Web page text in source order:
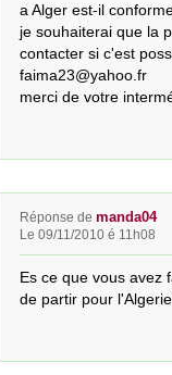
a Alger est-il
je souhaiterai que la
contacter si c'est
faima23@yahoo.fr
merci de votre
Réponse de manda04
Le 09/11/2010 é 11h08
Es ce que vous avez
de partir pour